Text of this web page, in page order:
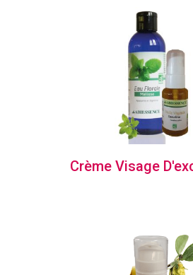
Crème Visage